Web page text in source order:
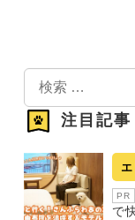
検
索
注目記事
PR
で